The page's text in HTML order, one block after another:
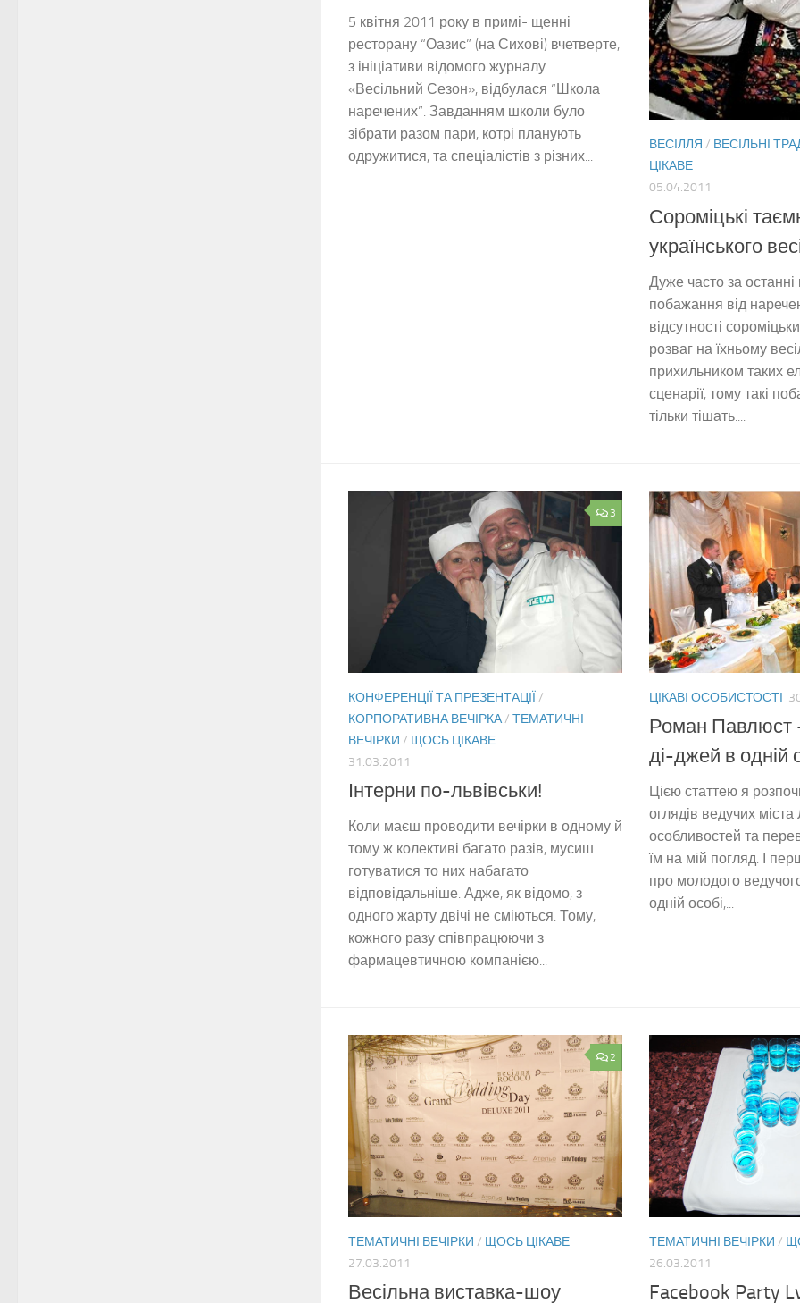
5 квітня 2011 року в примі- щенні
ресторану “Оазис” (на Сихові) вчетверте,
з ініціативи відомого журналу
«Весільний Сезон», відбулася “Школа
наречених”. Завданням школи було
зібрати разом пари, котрі планують
одружитися, та спеціалістів з різних...
ВЕСІЛЛЯ / ВЕСІЛЬНІ
ЦІКАВЕ
05.04.2011
Сороміцькі
українського
Дуже часто за останні
побажання від
відсутності
розваг на їхньому
прихильником таких
сценарії, тому такі
тільки тішать....
3
КОНФЕРЕНЦІЇ ТА ПРЕЗЕНТАЦІЇ /
КОРПОРАТИВНА ВЕЧІРКА/ ТЕМАТИЧНІ
ВЕЧІРКИ / ЩОСЬ ЦІКАВЕ
31.03.2011
Інтерни по-львівськи!
Коли маєш проводити вечірки в одному й
тому ж колективі багато разів, мусиш
готуватися то них набагато
відповідальніше. Адже, як відомо, з
одного жарту двічі не сміються. Тому,
кожного разу співпрацюючи з
фармацевтичною компанією...
ЦІКАВІ ОСОБИСТОСТІ
Роман Павлюст
ді-джей в одній
Цією статтею я
оглядів ведучих міста
особливостей та
їм на мій погляд. І
про молодого
одній особі,...
2
ТЕМАТИЧНІ ВЕЧІРКИ / ЩОСЬ ЦІКАВЕ
27.03.2011
Весільна виставка-шоу
ТЕМАТИЧНІ ВЕЧІРКИ /
26.03.2011
Facebook Party